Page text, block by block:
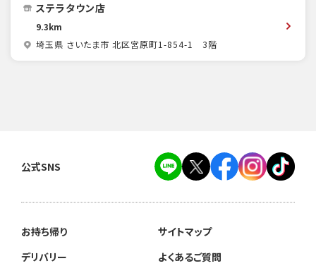
ステラタウン店
9.3km
埼玉県 さいたま市 北区宮原町1-854-1 3階
公式SNS
お持ち帰り
デリバリー
サイトマップ
よくあるご質問